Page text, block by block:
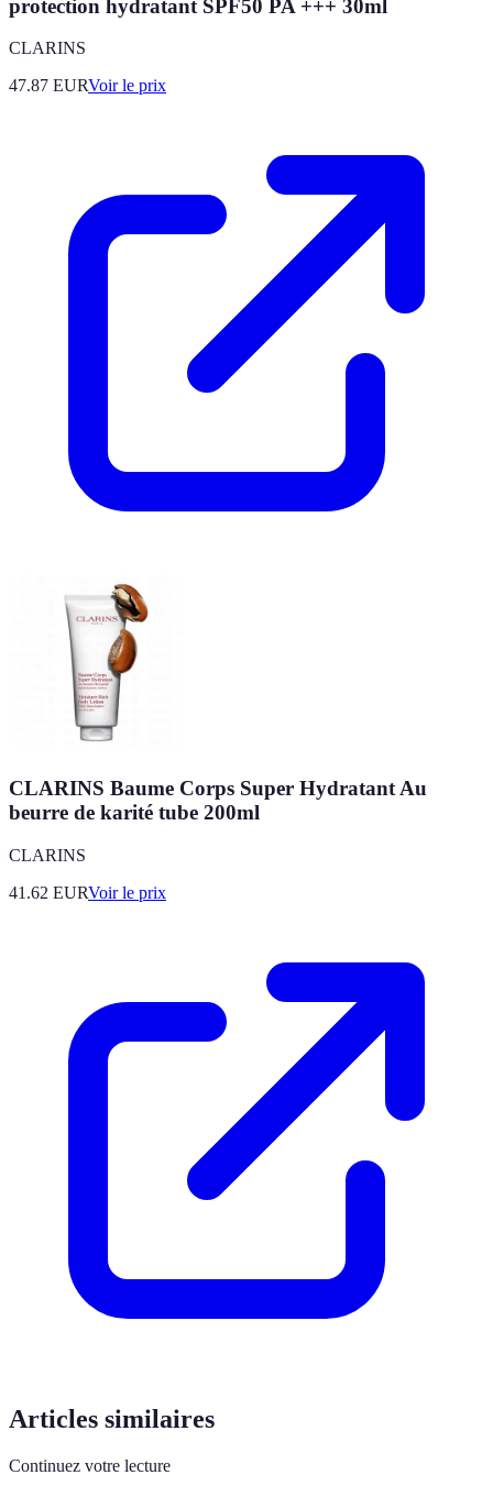
protection hydratant SPF50 PA +++ 30ml
CLARINS
47.87 EURVoir le prix
CLARINS Baume Corps Super Hydratant Au
beurre de karité tube 200ml
CLARINS
41.62 EURVoir le prix
Articles similaires
Continuez votre lecture